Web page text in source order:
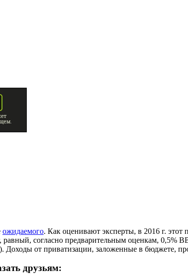
ожидаемого. Как оценивают эксперты, в 2016 г. этот
согласно предварительным оценкам, 0,5%
от приватизации, заложенные в бюджете,
друзьям: